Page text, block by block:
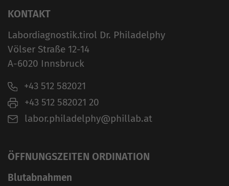
KONTAKT
Labordiagnostik.tirol Dr. Philadelphy
Völser Straße 12-14
A-6020 Innsbruck
+43 512 582021
+43 512 582021 20
labor.philadelphy@phillab.at
ÖFFNUNGSZEITEN ORDINATION
Blutabnahmen